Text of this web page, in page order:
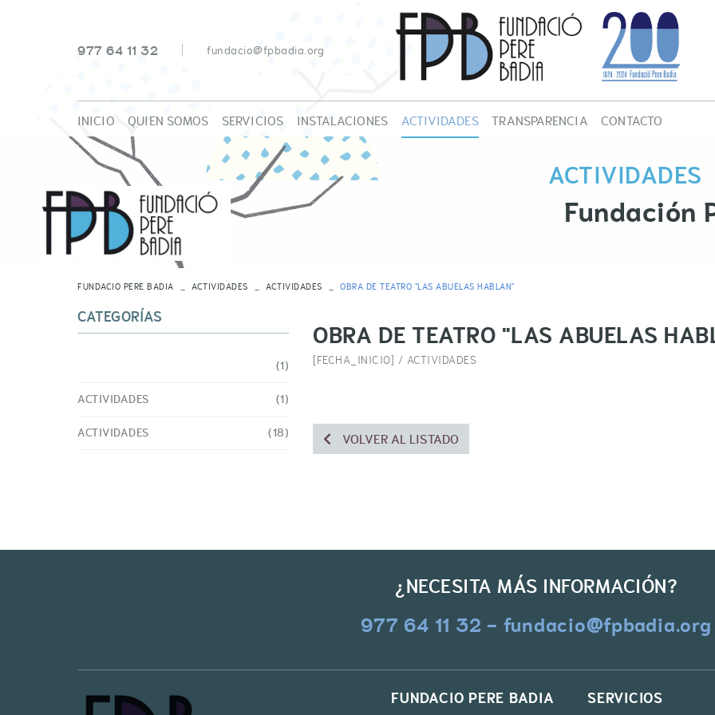
977 64 11 32 fundacio@fpbadia.org
INICIO QUIEN SOMOS
NUESTRO EQUIPO
JUNTA DE PATRONATO
VOLUNTARIADO
SERVICIOS
RESIDENCIA ASISTIDA
CENTRO DE DIA
INSTALACIONES ACTIVIDADES TRANSPARENCIA CONTACTO
TRABAJA CON
VOLUNTARIADO
ACTIVIDADES
Fundación
FUNDACIO PERE BADIA ACTIVIDADES ACTIVIDADES OBRA DE TEATRO "LAS ABUELAS HABLAN"
OBRA DE TEATRO "LAS ABUELAS
[FECHA_INICIO] / ACTIVIDADES
VOLVER AL LISTADO
CATEGORÍAS
(1)
ACTIVIDADES
(1)
ACTIVIDADES
(18)
¿NECESITA MÁS INFORMACIÓN?
977 64 11 32 - fundacio@fpbadia.org
FUNDACIO PERE BADIA SERVICIOS